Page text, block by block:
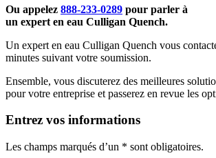
Ou appelez 888-233-0289 pour parler à
un expert en eau Culligan Quench.
Un expert en eau Culligan Quench vous
minutes suivant votre soumission.
Ensemble, vous discuterez des meilleures
pour votre entreprise et passerez en revue les
Entrez vos informations
Les champs marqués d’un * sont obligatoires.